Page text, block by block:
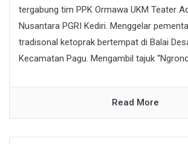
tergabung tim PPK Ormawa UKM Teater
Nusantara PGRI Kediri. Menggelar
tradisonal ketoprak bertempat di Balai
Kecamatan Pagu. Mengambil tajuk
Read More